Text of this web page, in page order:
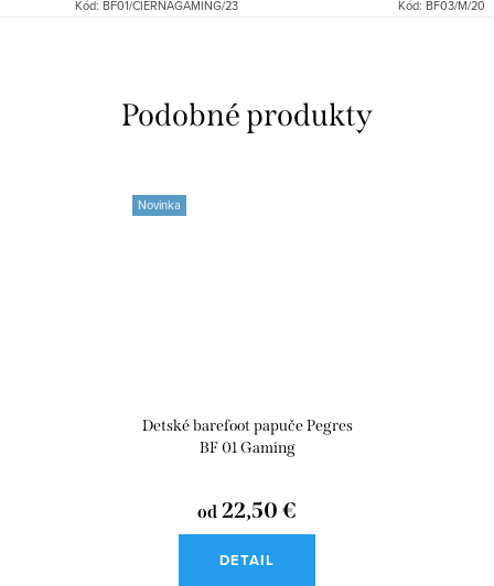
Kód: BF01/CIERNAGAMING/23 Kód: BF03/M/20
Novinka
Detské barefoot papuče Pegres
BF 01 Gaming
od 22,50 €
DETAIL